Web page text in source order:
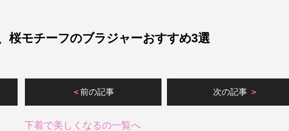
桜モチーフのブラジャーおすすめ3選
前の記事 次の記事
下着で美しくなるの一覧へ